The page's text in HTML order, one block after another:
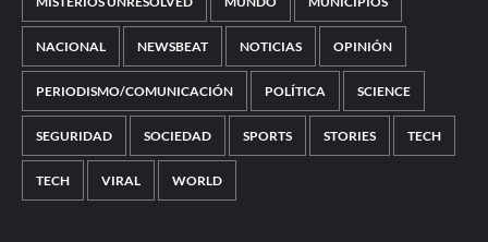
NACIONAL NEWSBEAT NOTICIAS OPINIÓN
PERIODISMO/COMUNICACIÓN POLÍTICA SCIENCE
SEGURIDAD SOCIEDAD SPORTS STORIES TECH
TECH VIRAL WORLD